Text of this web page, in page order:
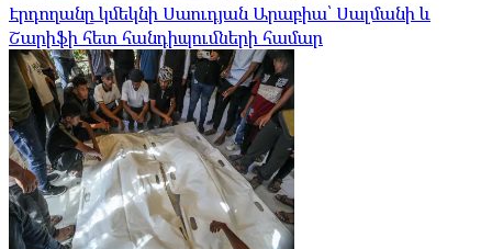
Էրդողանը կմեկնի Սաուդյան Արաբիա՝ Սալմանի և
Շարիֆի հետ հանդիպումների համար